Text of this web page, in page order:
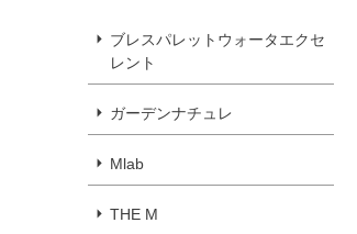
ブレスパレットウォータエクセ
レント
ガーデンナチュレ
Mlab
THE M